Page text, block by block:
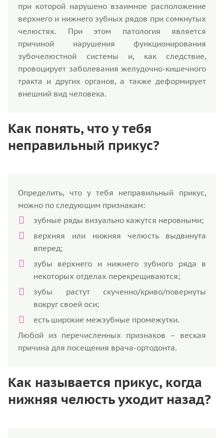
при которой нарушено взаимное расположение
верхнего и нижнего зубных рядов при сомкнутых
челюстях. При этом патология является
причиной нарушения функционирования
зубочелюстной системы и, как следствие,
провоцирует заболевания желудочно-кишечного
тракта и других органов, а также деформирует
внешний вид человека.
Как понять, что у тебя
неправильный прикус?
Определить, что у тебя неправильный прикус,
можно по следующим признакам:
зубные ряды визуально кажутся неровными;
верхняя или нижняя челюсть выдвинута
вперед;
зубы верхнего и нижнего зубного ряда в
некоторых отделах перекрещиваются;
зубы растут скученно/криво/повернуты
вокруг своей оси;
есть широкие межзубные промежутки.
Любой из перечисленных признаков – веская
причина для посещения врача-ортодонта.
Как называется прикус, когда
нижняя челюсть уходит назад?